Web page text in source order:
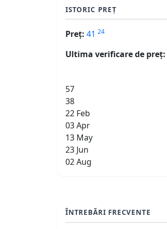
ISTORIC PREȚ
Preț: 41 24
Ultima verificare de preț:
57
38
22 Feb
03 Apr
13 May
23 Jun
02 Aug
ÎNTREBĂRI FRECVENTE